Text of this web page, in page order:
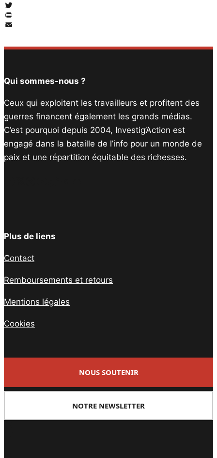
Facebook
Twitter
PrintFriendly
Qui sommes-nous ?
Ceux qui exploitent les travailleurs et profitent des
guerres financent également les grands médias.
C’est pourquoi depuis 2004, Investig’Action est
engagé dans la bataille de l’info pour un monde de
paix et une répartition équitable des richesses.
Plus de liens
Contact
Remboursements et retours
Mentions légales
Cookies
NOUS SOUTENIR
NOTRE NEWSLETTER